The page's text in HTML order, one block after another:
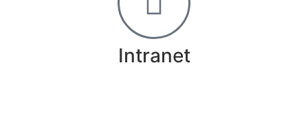
Intranet